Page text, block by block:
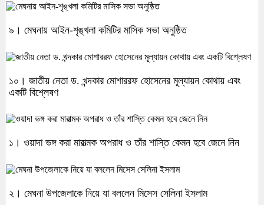
৯। মেঘনায় আইন-শৃঙ্খলা কমিটির মাসিক সভা অনুষ্ঠিত
১০। জাতীয় নেতা ড. খন্দকার মোশাররফ হোসেনের মূল্যায়ন কোথায় এবং
একটি বিশ্লেষণ
১। ওয়াদা ভঙ্গ করা মারাত্মক অপরাধ ও তাঁর শাস্তি কেমন হবে জেনে নিন
২। মেঘনা উপজেলাকে নিয়ে যা বললেন মিসেস সেলিনা ইসলাম